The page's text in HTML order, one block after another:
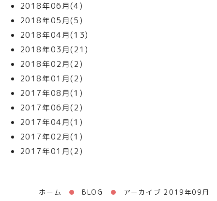
2018年06月(4)
2018年05月(5)
2018年04月(13)
2018年03月(21)
2018年02月(2)
2018年01月(2)
2017年08月(1)
2017年06月(2)
2017年04月(1)
2017年02月(1)
2017年01月(2)
ホーム BLOG アーカイブ 2019年09月